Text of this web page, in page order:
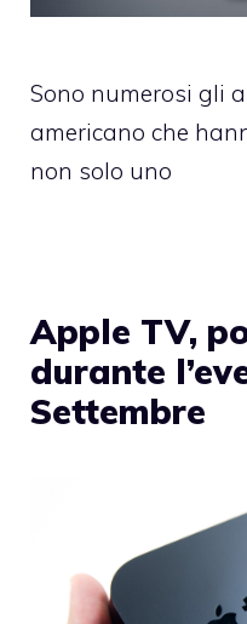
Sono numerosi gli
americano che
non solo uno
Apple TV,
durante
Settembre